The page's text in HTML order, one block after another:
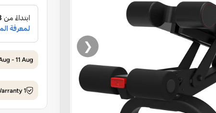
❮
- 11 Aug
1 Year Warranty